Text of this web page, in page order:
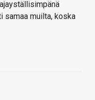
samaa muilta, koska